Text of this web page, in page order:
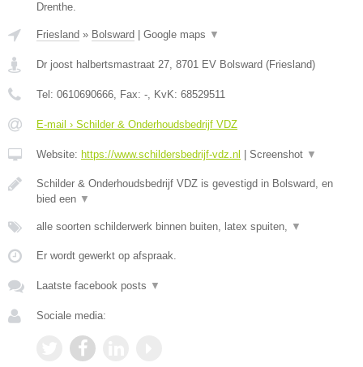
Drenthe.
Friesland » Bolsward Google maps ▼
Dr joost halbertsmastraat 27, 8701 EV Bolsward (Friesland)
Tel: 0610690666, Fax: -, KvK: 68529511
E-mail › Schilder & Onderhoudsbedrijf VDZ
Website: https://www.schildersbedrijf-vdz.nl Screenshot ▼
Schilder & Onderhoudsbedrijf VDZ is gevestigd in Bolsward, en
bied een ▼
alle soorten schilderwerk binnen buiten, latex spuiten, ▼
Er wordt gewerkt op afspraak.
Laatste facebook posts ▼
Sociale media: